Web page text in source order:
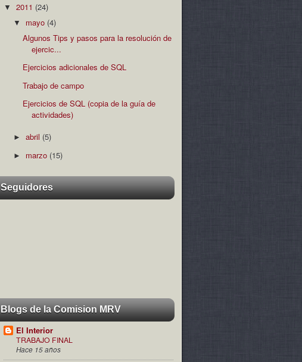
▼ 2011 (24)
▼ mayo (4)
Algunos Tips y pasos para la resolución de
ejercic...
Ejercicios adicionales de SQL
Trabajo de campo
Ejercicios de SQL (copia de la guía de
actividades)
► abril (5)
► marzo (15)
Seguidores
Blogs de la Comision MRV
El Interior
TRABAJO FINAL
Hace 15 años